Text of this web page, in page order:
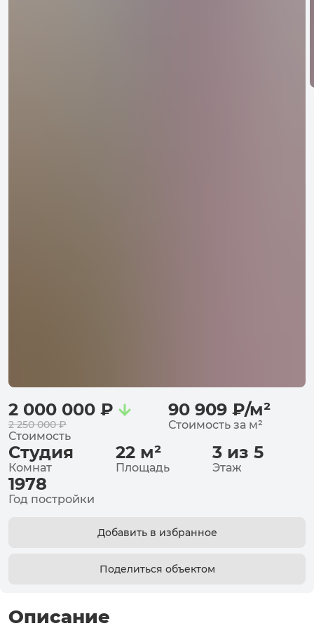
2 000 000 ₽
2 250 000 ₽
Стоимость
90 909 ₽/м²
Стоимость за м²
Студия
Комнат
22 м²
Площадь
3 из 5
Этаж
1978
Год постройки
Добавить в избранное
Поделиться объектом
Описание